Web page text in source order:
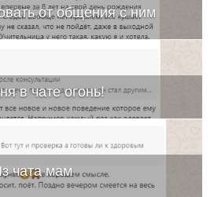
от общения с ним
в чате огонь!
чата мам